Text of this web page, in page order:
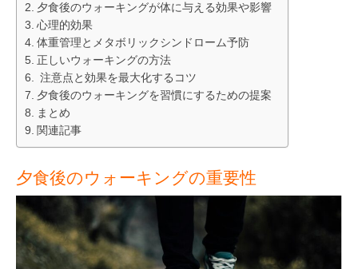
夕食後のウォーキングが体に与える効果や影響
心理的効果
体重管理とメタボリックシンドローム予防
正しいウォーキングの方法
注意点と効果を最大化するコツ
夕食後のウォーキングを習慣にするための提案
まとめ
関連記事
夕食後のウォーキングの重要性